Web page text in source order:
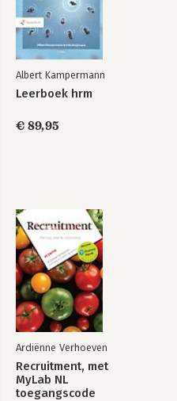
Albert Kampermann
Leerboek hrm
€ 89,95
Ardiënne Verhoeven
Recruitment, met
MyLab NL
toegangscode